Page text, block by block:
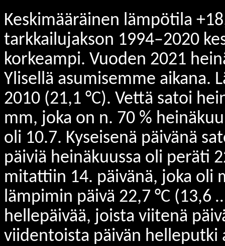
Keskimääräinen lämpötila
tarkkailujakson 1994–2020
korkeampi. Vuoden 2021
Ylisellä asumisemme aikana.
2010 (21,1 °C). Vettä satoi
mm, joka on n. 70 %
oli 10.7. Kyseisenä päivänä
päiviä heinäkuussa oli peräti
mitattiin 14. päivänä, joka oli
lämpimin päivä 22,7 °C (13,6
hellepäivää, joista viitenä
viidentoista päivän helleputki